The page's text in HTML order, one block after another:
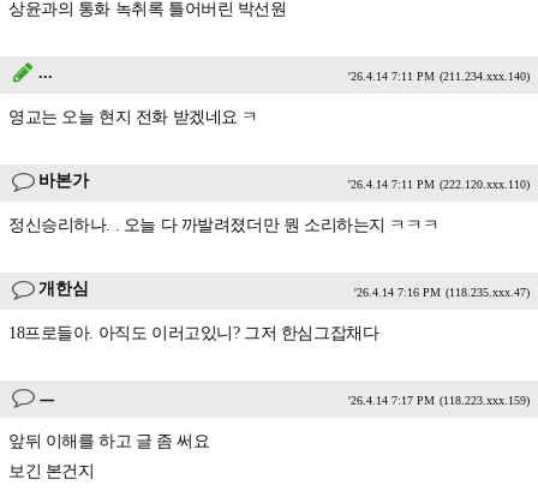
상윤과의 통화 녹취록 틀어버린 박선원
... '26.4.14 7:11 PM (211.234.xxx.140)
영교는 오늘 현지 전화 받겠네요 ㅋ
바본가 '26.4.14 7:11 PM (222.120.xxx.110)
정신승리하나. . 오늘 다 까발려졌더만 뭔 소리하는지 ㅋㅋㅋ
개한심 '26.4.14 7:16 PM (118.235.xxx.47)
18프로들아. 아직도 이러고있니? 그저 한심그잡채다
ㅡ '26.4.14 7:17 PM (118.223.xxx.159)
앞뒤 이해를 하고 글 좀 써요
보긴 본건지